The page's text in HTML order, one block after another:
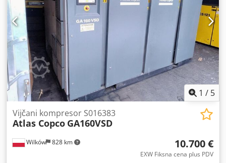
1 / 5
Wilków 828 km
Vijčani kompresor S016383
Atlas Copco GA160VSD
10.700 €
EXW Fiksna cena plus PDV